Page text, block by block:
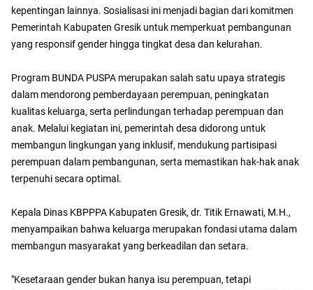
kepentingan lainnya. Sosialisasi ini menjadi bagian dari komitmen
Pemerintah Kabupaten Gresik untuk memperkuat pembangunan
yang responsif gender hingga tingkat desa dan kelurahan.
Program BUNDA PUSPA merupakan salah satu upaya strategis
dalam mendorong pemberdayaan perempuan, peningkatan
kualitas keluarga, serta perlindungan terhadap perempuan dan
anak. Melalui kegiatan ini, pemerintah desa didorong untuk
membangun lingkungan yang inklusif, mendukung partisipasi
perempuan dalam pembangunan, serta memastikan hak-hak anak
terpenuhi secara optimal.
Kepala Dinas KBPPPA Kabupaten Gresik, dr. Titik Ernawati, M.H.,
menyampaikan bahwa keluarga merupakan fondasi utama dalam
membangun masyarakat yang berkeadilan dan setara.
"Kesetaraan gender bukan hanya isu perempuan, tetapi